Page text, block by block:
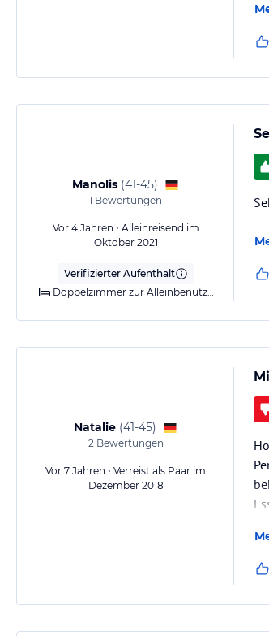
Manolis (41-45)
1 Bewertungen
Vor 4 Jahren • Alleinreisend im
Oktober 2021
Verifizierter Aufenthalt
Doppelzimmer zur Alleinbenutzung mit Landblick
Natalie (41-45)
2Bewertungen
Vor 7 Jahren • Verreist als Paar im
Dezember 2018